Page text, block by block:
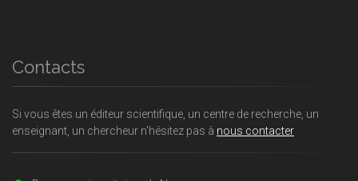
Contacts
Si vous êtes un éditeur scientifique, un centre de recherche, un
enseignant, un chercheur n'hésitez pas à nous contacter